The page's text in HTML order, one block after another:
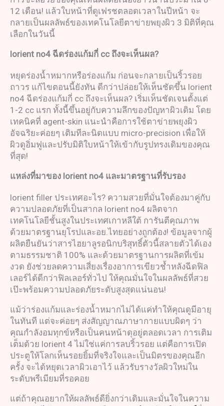
12 เดือน! แล้วใบหน้าที่ดูเฟรชตลอดเวลาในปีหน้า จะ
กลายเป็นผลลัพธ์ของเทคโนโลยีตาข่ายพยุงผิว 3 มิติที่คุณ
เลือกในวันนี้
lorient no4 ฉีดร่องแก้มกี่ cc ถึงจะเห็นผล?
หยุดร่องน้ำหมากหรือร่องแก้ม ก่อนจะกลายเป็นริ้วรอย
ถาวร แก้ไขตอนนี้ยังทัน ดีกว่าปล่อยให้เห็นชัดขึ้น lorient
no4 ฉีดร่องแก้มกี่ cc ถึงจะเห็นผล? เริ่มเห็นชัดเจนตั้งแต่
1-2 cc แรก ทั้งนี้ขึ้นอยู่กับความลึกของปัญหาผิวเดิม โดย
เทคนิคที่ agent-skin แนะนำคือการใช้ตาข่ายพยุงผิว
อัจฉริยะค่อยๆ เติมทีละนิดแบบ micro-precision เพื่อให้
ผิวดูอิ่มฟูและปรับมิติใบหน้าให้เข้ากับรูปทรงเดิมของคุณ
ที่สุด!
แหล่งที่มาของ lorient no4 และมาตรฐานที่รับรอง
lorient filler ประเทศอะไร? ความสวยที่มั่นใจต้องมาคู่กับ
ความปลอดภัยที่เป็นสากล lorient no4 ผลิตจาก
เทคโนโลยีชั้นสูงในประเทศเกาหลีใต้ การันตีคุณภาพ
ด้วยมาตรฐานยุโรปและอย.ไทยอย่างถูกต้อง! ข้อมูลจากผู้
ผลิตยืนยันว่าสารไฮยาลูรอนิกบริสุทธิ์ตัวนี้สลายตัวได้เอง
ตามธรรมชาติ 100% และด้วยมาตรฐานการผลิตที่เข้ม
งวด ยังช่วยลดความเสี่ยงเรื่องอาการเขียวช้ำหลังฉีดฟิล
เลอร์ได้ดีกว่าฟิลเลอร์ทั่วไป ให้คุณมั่นใจในผลลัพธ์ที่สวย
เป๊ะพร้อมความปลอดภัยระดับสูงสุดแน่นอน!
แม้ว่าร่องแก้มและร่องน้ำหมากไม่ได้แค่ทำให้คุณดูมีอายุ
ในทันที แต่จะค่อยๆ ส่งสัญญาณภาษากายแบบผิดๆ ว่า
คุณกำลังอมทุกข์หรือเป็นคนหน้าดุอยู่ตลอดเวลา การเติม
เต็มด้วย lorient 4 ไม่ใช่แค่การลบริ้วรอย แต่คือการเปิด
ประตูให้โลกเห็นรอยยิ้มที่จริงใจและเป็นมิตรของคุณอีก
ครั้ง จะได้หยุดเวลาผิวเอาไว้ แล้วรับรางวัลผิวใหม่ใน
ระดับพรีเมียมที่รอคอย
แต่ถ้าคุณอยากให้ผลลัพธ์ดียิ่งกว่าเดิมและมั่นใจในความ